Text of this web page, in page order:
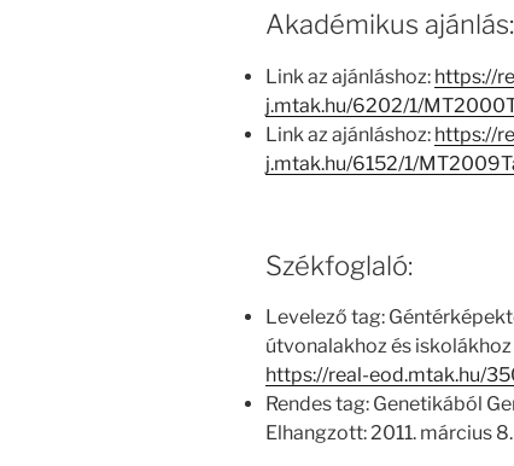
Akadémikus ajánlás:
Link az ajánláshoz: https://
j.mtak.hu/6202/1/
Link az ajánláshoz: https://
j.mtak.hu/6152/1/
Székfoglaló:
Levelező tag:
útvonalakhoz és iskolákhoz
https://real-eod.mtak.hu/
Rendes tag: Genetikából
Elhangzott: 2011. március 8.